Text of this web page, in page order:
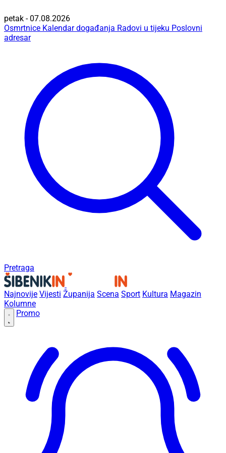
petak - 07.08.2026
Osmrtnice Kalendar događanja Radovi u tijeku Poslovni
adresar
Pretraga
Najnovije Vijesti Županija Scena Sport Kultura Magazin
Kolumne
Promo